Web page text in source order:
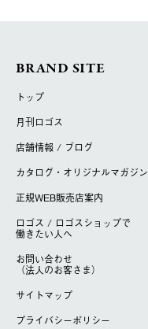
BRAND SITE
トップ
月刊ロゴス
店舗情報 / ブログ
カタログ・オリジナルマガジン
正規WEB販売店案内
ロゴス / ロゴスショップで
働きたい人へ
お問い合わせ
（法人のお客さま）
サイトマップ
プライバシーポリシー